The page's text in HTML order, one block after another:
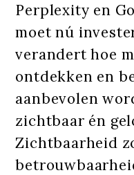
Perplexity en
moet nú
verandert hoe
ontdekken en
aanbevolen
zichtbaar én
Zichtbaarheid